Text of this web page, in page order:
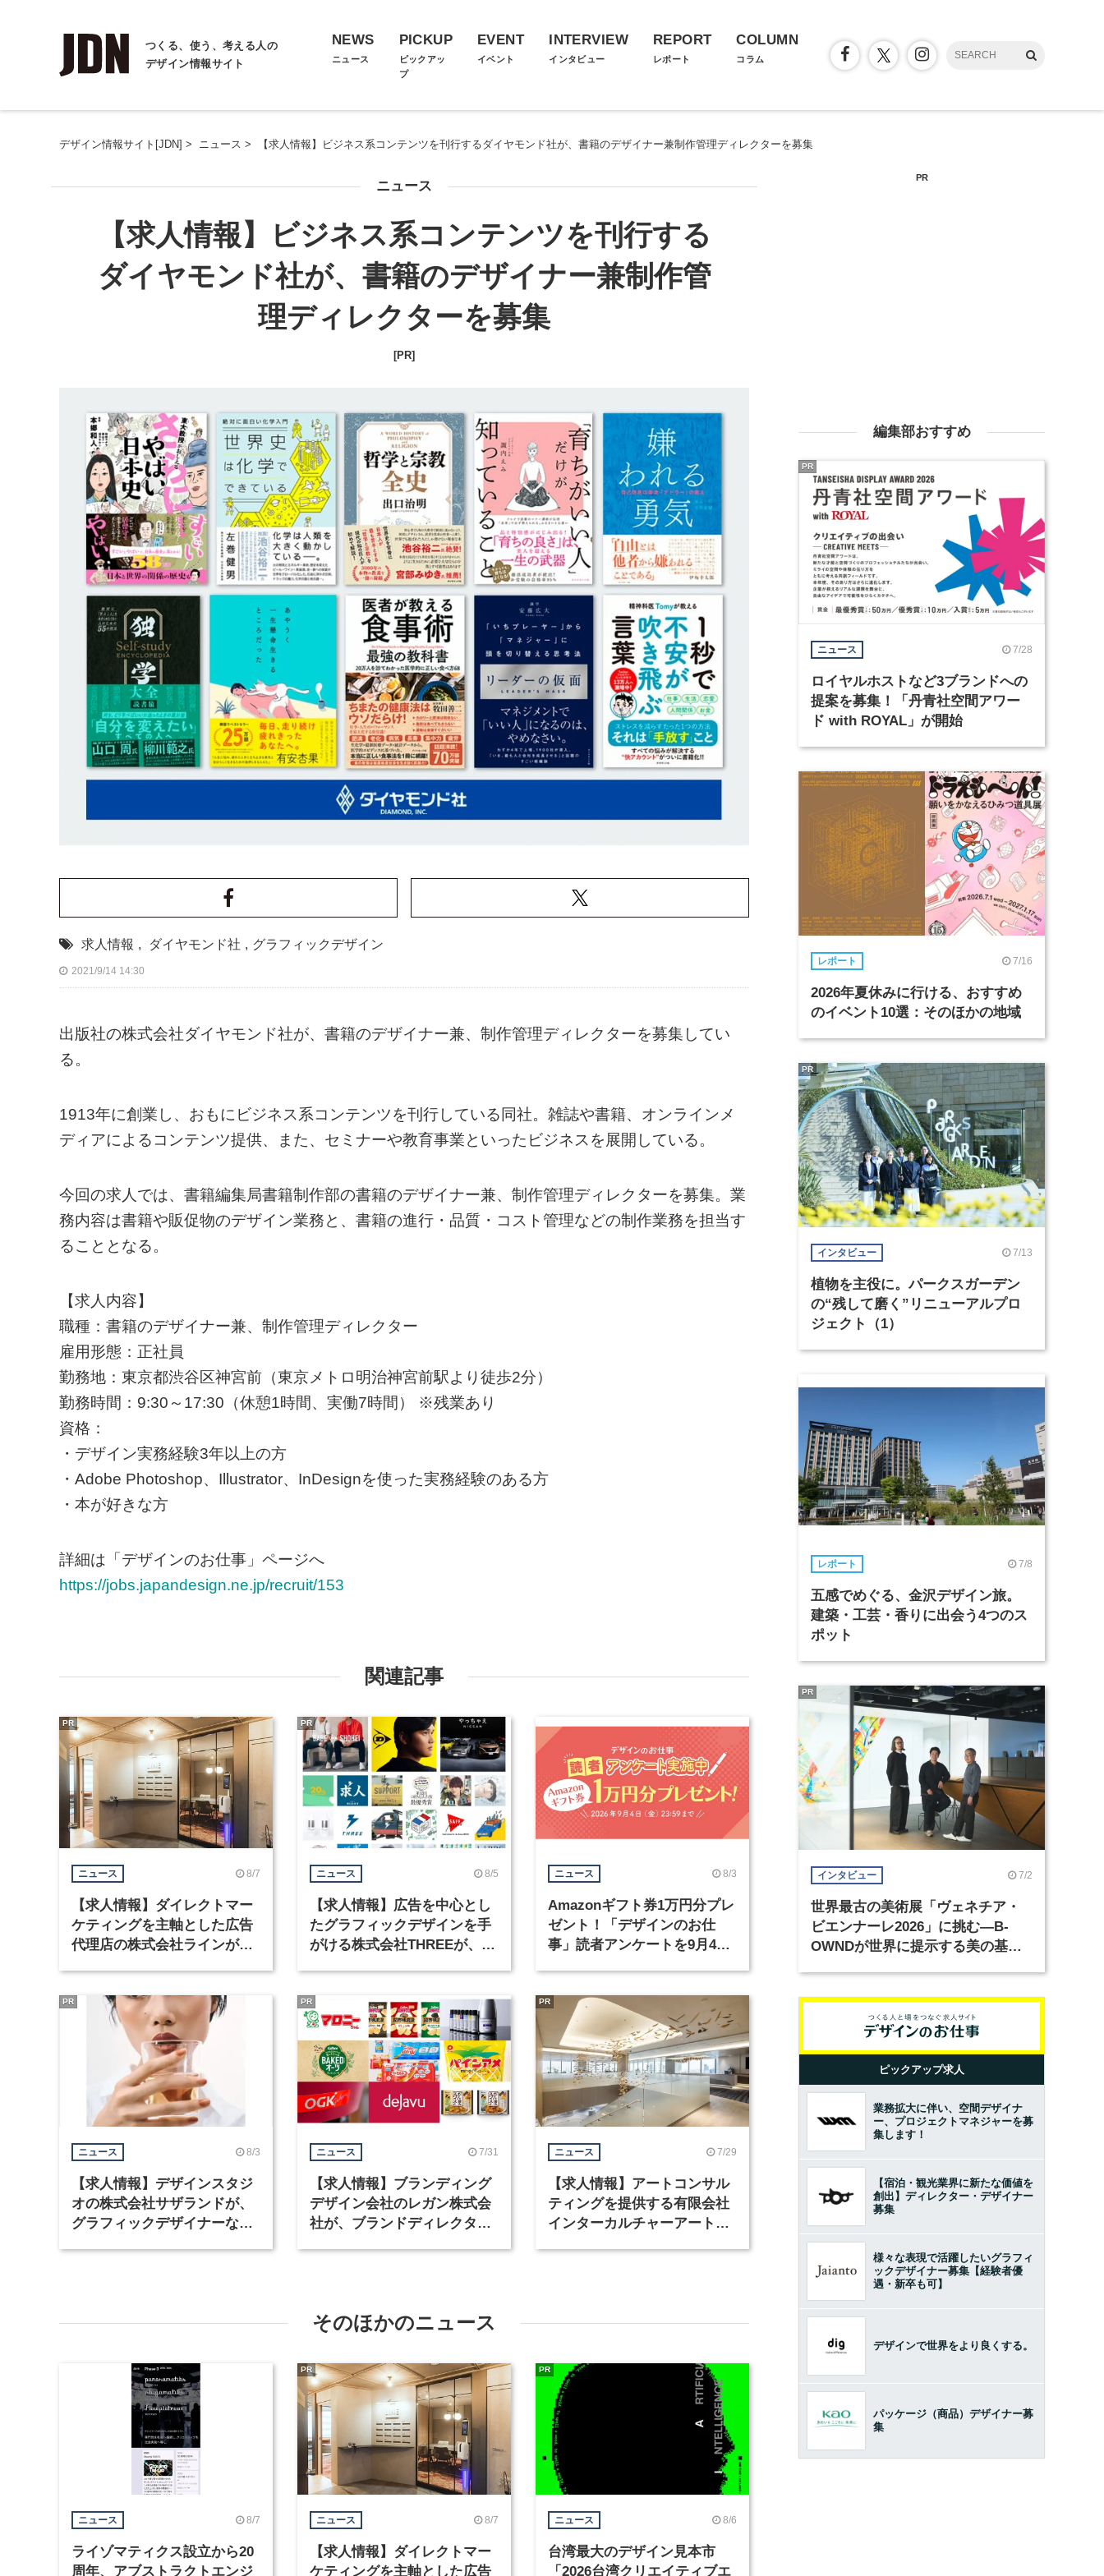
つくる、使う、考える人の
デザイン情報サイト
NEWS
ニュース
PICKUP
ピックアッ
プ
EVENT
イベント
INTERVIEW
インタビュー
REPORT
レポート
COLUMN
コラム
デザイン情報サイト[JDN] > ニュース > 【求人情報】ビジネス系コンテンツを刊行するダイヤモンド社が、書籍のデザイナー兼制作管理ディレクターを募集
ニュース
【求人情報】ビジネス系コンテンツを刊行する
ダイヤモンド社が、書籍のデザイナー兼制作管
理ディレクターを募集
[PR]
求人情報 , ダイヤモンド社 , グラフィックデザイン
2021/9/14 14:30
出版社の株式会社ダイヤモンド社が、書籍のデザイナー兼、制作管理ディレクターを募集してい
る。
1913年に創業し、おもにビジネス系コンテンツを刊行している同社。雑誌や書籍、オンラインメ
ディアによるコンテンツ提供、また、セミナーや教育事業といったビジネスを展開している。
今回の求人では、書籍編集局書籍制作部の書籍のデザイナー兼、制作管理ディレクターを募集。業
務内容は書籍や販促物のデザイン業務と、書籍の進行・品質・コスト管理などの制作業務を担当す
ることとなる。
【求人内容】
職種：書籍のデザイナー兼、制作管理ディレクター
雇用形態：正社員
勤務地：東京都渋谷区神宮前（東京メトロ明治神宮前駅より徒歩2分）
勤務時間：9:30～17:30（休憩1時間、実働7時間） ※残業あり
資格：
・デザイン実務経験3年以上の方
・Adobe Photoshop、Illustrator、InDesignを使った実務経験のある方
・本が好きな方
詳細は「デザインのお仕事」ページへ
https://jobs.japandesign.ne.jp/recruit/153
関連記事
ニュース 8/7
【求人情報】ダイレクトマー
ケティングを主軸とした広告
代理店の株式会社ラインが、
PR
ニュース 8/5
【求人情報】広告を中心とし
たグラフィックデザインを手
がける株式会社THREEが、グ
PR
ニュース 8/3
Amazonギフト券1万円分プレ
ゼント！「デザインのお仕
事」読者アンケートを9月4日
ニュース 8/3
【求人情報】デザインスタジ
オの株式会社サザランドが、
グラフィックデザイナーなど2
PR
ニュース 7/31
【求人情報】ブランディング
デザイン会社のレガン株式会
社が、ブランドディレクター
PR
ニュース 7/29
【求人情報】アートコンサル
ティングを提供する有限会社
インターカルチャーアート
PR
そのほかのニュース
ニュース 8/7
ライゾマティクス設立から20
周年、アブストラクトエンジ
ニュース 8/7
【求人情報】ダイレクトマー
ケティングを主軸とした広告
PR
ニュース 8/6
台湾最大のデザイン見本市
「2026台湾クリエイティブエ
PR
PR
編集部おすすめ
ニュース 7/28
ロイヤルホストなど3ブランドへの
提案を募集！「丹青社空間アワー
ド with ROYAL」が開始
PR
レポート 7/16
2026年夏休みに行ける、おすすめ
のイベント10選：そのほかの地域
インタビュー 7/13
植物を主役に。パークスガーデン
の“残して磨く”リニューアルプロ
ジェクト（1）
PR
レポート 7/8
五感でめぐる、金沢デザイン旅。
建築・工芸・香りに出会う4つのス
ポット
インタビュー 7/2
世界最古の美術展「ヴェネチア・
ビエンナーレ2026」に挑む―B-
OWNDが世界に提示する美の基準
PR
ピックアップ求人
業務拡大に伴い、空間デザイナ
ー、プロジェクトマネジャーを募
集します！
【宿泊・観光業界に新たな価値を
創出】ディレクター・デザイナー
募集
様々な表現で活躍したいグラフィ
ックデザイナー募集【経験者優
遇・新卒も可】
デザインで世界をより良くする。
パッケージ（商品）デザイナー募
集